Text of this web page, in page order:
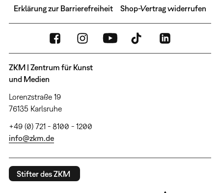
Erklärung zur Barrierefreiheit Shop-Vertrag widerrufen
ZKM | Zentrum für Kunst
und Medien
Lorenzstraße 19
76135 Karlsruhe
+49 (0) 721 - 8100 - 1200
info@zkm.de
Stifter des ZKM